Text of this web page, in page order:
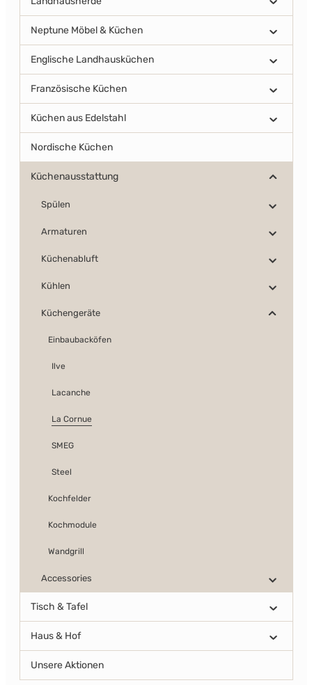
Neptune Möbel & Küchen
Englische Landhausküchen
Französische Küchen
Küchen aus Edelstahl
Nordische Küchen
Küchenausstattung
Spülen
Armaturen
Küchenabluft
Kühlen
Küchengeräte
Einbaubacköfen
Ilve
Lacanche
La Cornue
SMEG
Steel
Kochfelder
Kochmodule
Wandgrill
Accessories
Tisch & Tafel
Haus & Hof
Unsere Aktionen